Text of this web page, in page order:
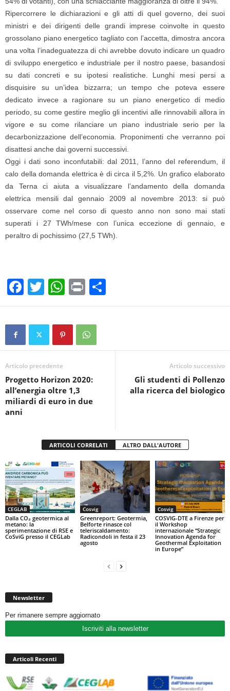
Ripercorrere le dichiarazioni e gli atti di quel governo, dei suoi
ministri e dei dirigenti delle grandi imprese coinvolte in questo
grossolano piano energetico tagliato con l’accetta, dimostra ancora
una volta l’inadeguatezza di chi avrebbe dovuto indicare un quadro
di sviluppo energetico e industriale per il nostro paese, basandosi
su dati concreti e su ipotesi realistiche. Lunghi mesi persi a
disquisire su un’idea bizzarra; un tempo che poteva essere
dedicato invece a ragionare su un piano energetico di medio
periodo, su come gestire meglio gli incentivi alle rinnovabili allora in
vigore e su come rilanciare un piano industriale serio per la
decarbonizzazione dell’economia. Proponimenti che verranno poi
disattesi anche dai governi successivi.
Oggi i dati sono inconfutabili: dal 2011, l’anno del referendum, il
calo della domanda elettrica è di circa il 5,2%. Un grafico elaborato
da Terna ci aiuta a visualizzare l’andamento della domanda
elettrica mensili dal gennaio 2009 al novembre 2013: si può
osservare come nel corso di questo anno non sono mai stati
superati i 27 TWh/mese con l’unica eccezione di gennaio, e
peraltro di pochissimo (27,5 TWh).
F
a
c
b
o
o
k
T
wi
tt
W
h
at
s
A
p
Pr
in
t
o
vi
Articolo precedente
Progetto Horizon 2020:
all’energia oltre 1,3
miliardi di euro in due
anni
Articolo successivo
Gli studenti di Pollenzo
alla ricerca del biologico
ARTICOLI CORRELATI ALTRO DALL'AUTORE
CEGLAB
Dalla CO₂ geotermica al
metano: la
sperimentazione di RSE e
CoSviG presso il CEGLab
Cosvig
Greenreport: Geotermia,
Belforte rinasce col
teleriscaldamento:
Radicondoli in festa il 23
agosto
Cosvig
COSVIG-DTE a Firenze per
il Workshop
internazionale “Strategic
Innovation Agenda for
Geothermal Exploitation
in Europe”
Newsletter
Per rimanere sempre aggiornato
Iscriviti alla newsletter
Articoli Recenti